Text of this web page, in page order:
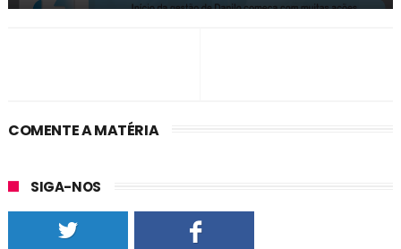
COMENTE A MATÉRIA
SIGA-NOS